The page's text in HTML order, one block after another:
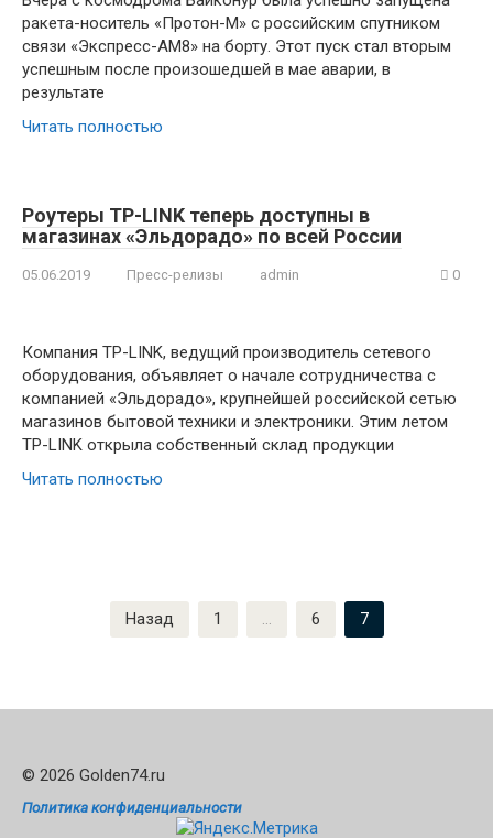
ракета-носитель «Протон-М» с российским спутником
связи «Экспресс-АМ8» на борту. Этот пуск стал вторым
успешным после произошедшей в мае аварии, в
результате
Читать полностью
Роутеры TP-LINK теперь доступны в
магазинах «Эльдорадо» по всей России
05.06.2019 Пресс-релизы admin 0
Компания TP-LINK, ведущий производитель сетевого
оборудования, объявляет о начале сотрудничества с
компанией «Эльдорадо», крупнейшей российской сетью
магазинов бытовой техники и электроники. Этим летом
TP-LINK открыла собственный склад продукции
Читать полностью
Назад 1 … 6 7
© 2026 Golden74.ru
Политика конфиденциальности